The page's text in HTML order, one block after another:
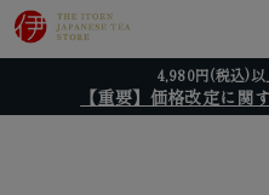
4,980円(税込)
【重要】価格改定に